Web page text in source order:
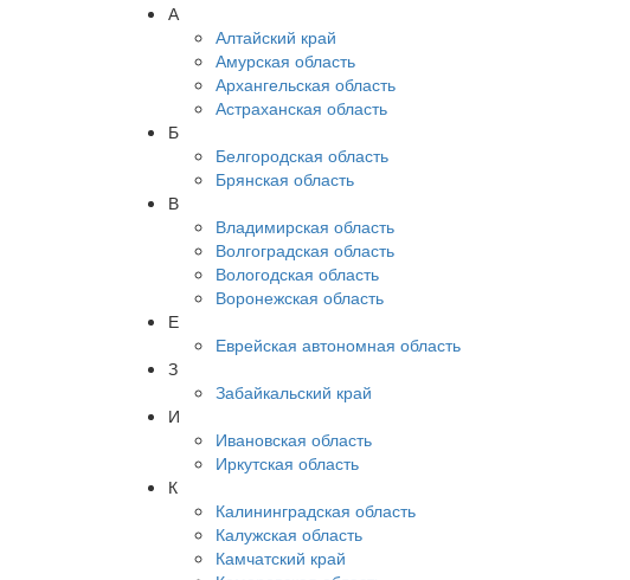
А
Алтайский край
Амурская область
Архангельская область
Астраханская область
Б
Белгородская область
Брянская область
В
Владимирская область
Волгоградская область
Вологодская область
Воронежская область
Е
Еврейская автономная область
З
Забайкальский край
И
Ивановская область
Иркутская область
К
Калининградская область
Калужская область
Камчатский край